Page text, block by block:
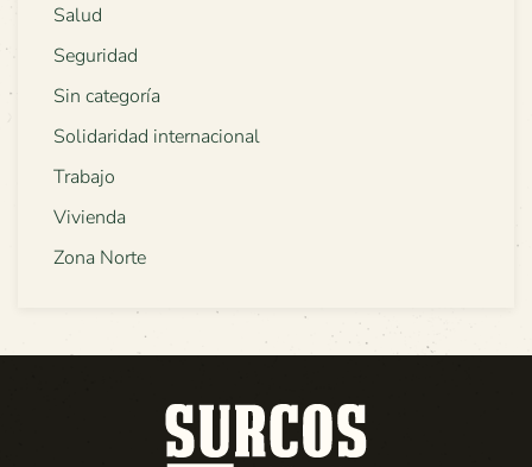
Salud
Seguridad
Sin categoría
Solidaridad internacional
Trabajo
Vivienda
Zona Norte